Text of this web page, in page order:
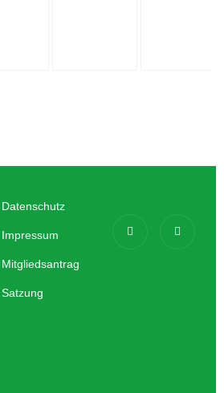
Datenschutz
Impressum
Mitgliedsantrag
Satzung